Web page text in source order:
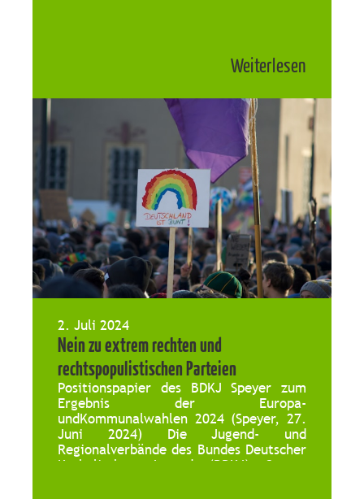
Weiterlesen
2. Juli 2024
Nein zu extrem rechten und
rechtspopulistischen Parteien
Positionspapier des BDKJ Speyer zum
Ergebnis der Europa-
undKommunalwahlen 2024 (Speyer, 27.
Juni 2024) Die Jugend- und
Regionalverbände des Bundes Deutscher
Katholischer Jugend (BDKJ) Speyer